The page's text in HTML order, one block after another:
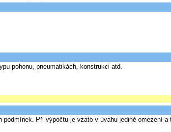
pohonu, pneumatikách, konstrukci atd.
Při výpočtu je vzato v úvahu jediné omezení a